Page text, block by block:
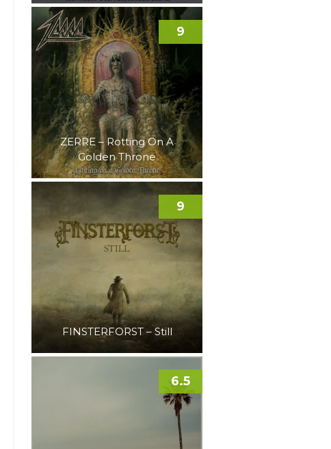
ZERRE – Rotting On A
Golden Throne
9
FINSTERFORST – Still
9
6.5